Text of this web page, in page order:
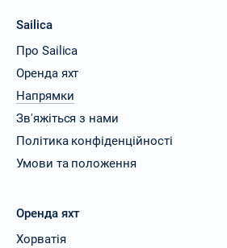
Sailica
Про Sailica
Оренда яхт
Напрямки
Зв'яжіться з нами
Політика конфіденційності
Умови та положення
Оренда яхт
Хорватія